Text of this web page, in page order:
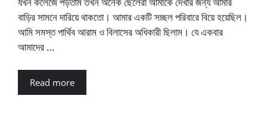
বাড়ির সামনে দারিয়ে থাকতো। আমার একটি সচ্ছল পরিবারে বিয়ে হয়েছিল।
আমি সমস্ত পার্থিব আরাম ও বিলাসের অধিকারী ছিলাম। যে একবার
আমাদের …
Read more